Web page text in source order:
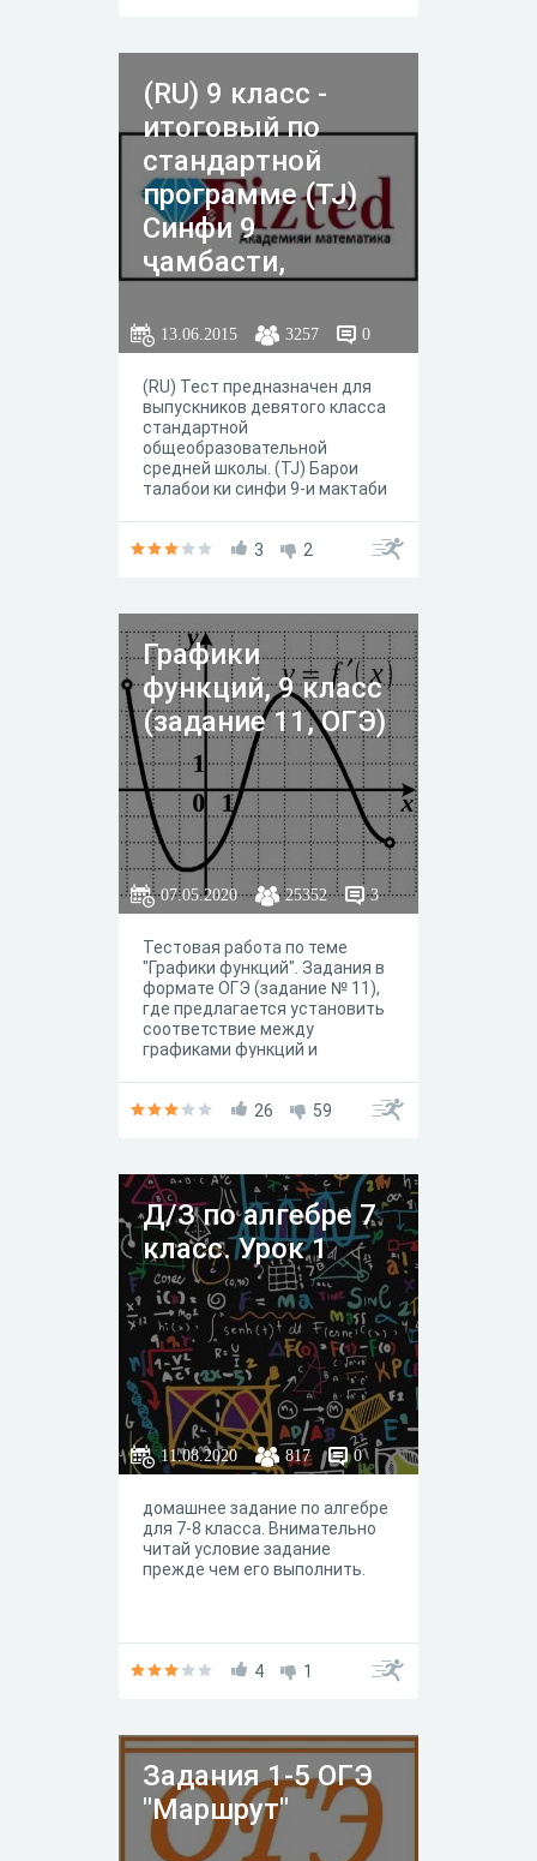
(RU) 9 класс -
итоговый по
стандартной
программе (TJ)
Cинфи 9
ҷамбасти,
13.06.2015 3257 0
(RU) Тест предназначен для
выпускников девятого класса
стандартной
общеобразовательной
средней школы. (TJ) Барои
талабои ки синфи 9-и мактаби
3 2
Графики
функций, 9 класс
(задание 11, ОГЭ)
07.05.2020 25352 3
Тестовая работа по теме
"Графики функций". Задания в
формате ОГЭ (задание № 11),
где предлагается установить
соответствие между
графиками функций и
26
59
Д/З по алгебре 7
класс. Урок 1
11.08.2020 817 0
домашнее задание по алгебре
для 7-8 класса. Внимательно
читай условие задание
прежде чем его выполнить.
4 1
Задания 1-5 ОГЭ
"Маршрут"